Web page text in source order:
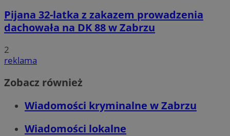
Pijana 32-latka z zakazem prowadzenia
dachowała na DK 88 w Zabrzu
2
reklama
Zobacz również
Wiadomości kryminalne w Zabrzu
Wiadomości lokalne